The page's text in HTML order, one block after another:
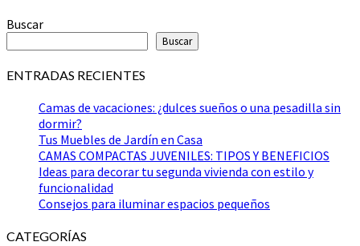
Buscar
Buscar
ENTRADAS RECIENTES
Camas de vacaciones: ¿dulces sueños o una pesadilla sin
dormir?
Tus Muebles de Jardín en Casa
CAMAS COMPACTAS JUVENILES: TIPOS Y BENEFICIOS
Ideas para decorar tu segunda vivienda con estilo y
funcionalidad
Consejos para iluminar espacios pequeños
CATEGORÍAS